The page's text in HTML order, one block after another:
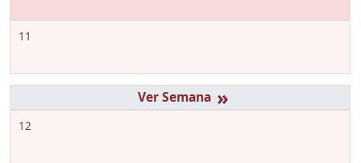
11
»
12